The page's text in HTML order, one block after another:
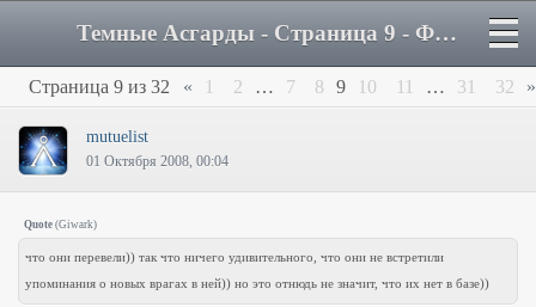
Темные Асгарды - Страница 9 - Форум
Страница 9 из 32 « 1 2 … 7 8 9 10 11 … 31 32 »
mutuelist
01 Октября 2008, 00:04
Quote (Giwark)
что они перевели)) так что ничего удивительного, что они не встретили
упоминания о новых врагах в ней)) но это отнюдь не значит, что их нет в базе))